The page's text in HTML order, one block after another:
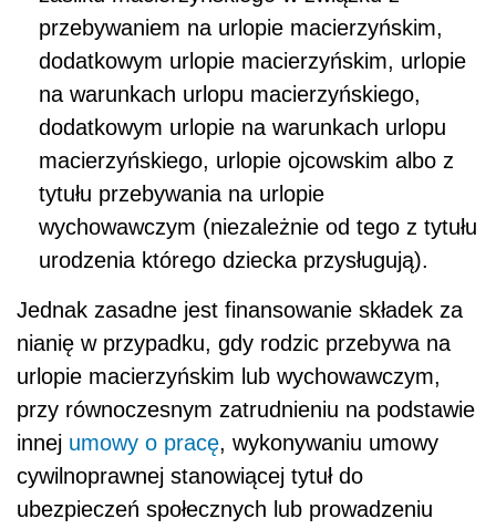
przebywaniem na urlopie macierzyńskim,
dodatkowym urlopie macierzyńskim, urlopie
na warunkach urlopu macierzyńskiego,
dodatkowym urlopie na warunkach urlopu
macierzyńskiego, urlopie ojcowskim albo z
tytułu przebywania na urlopie
wychowawczym (niezależnie od tego z tytułu
urodzenia którego dziecka przysługują).
Jednak zasadne jest finansowanie składek za
nianię w przypadku, gdy rodzic przebywa na
urlopie macierzyńskim lub wychowawczym,
przy równoczesnym zatrudnieniu na podstawie
innej umowy o pracę, wykonywaniu umowy
cywilnoprawnej stanowiącej tytuł do
ubezpieczeń społecznych lub prowadzeniu